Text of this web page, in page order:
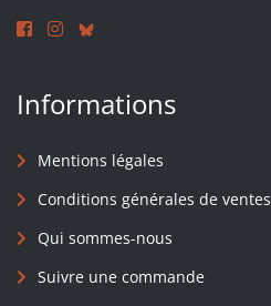
Informations
Mentions légales
Conditions générales de ventes
Qui sommes-nous
Suivre une commande